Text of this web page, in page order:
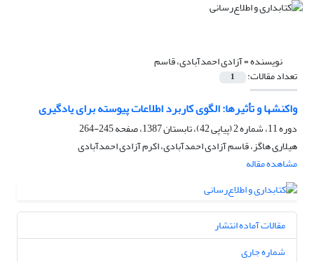
نویسنده =آزادی احمدآبادی، قاسم
تعداد مقالات: 1
واکنشها و تأثیرها: الگوی کاربرد اطلاعات پیوسته برای یادگیری
دوره 11، شماره 2 (پیاپی 42)، تابستان 1387، صفحه
245-264
هیلاری هاگز، قاسم آزادی احمدآبادی، اکرم آزادی احمدآبادی
مشاهده مقاله
مقالات آماده انتشار
شماره جاری